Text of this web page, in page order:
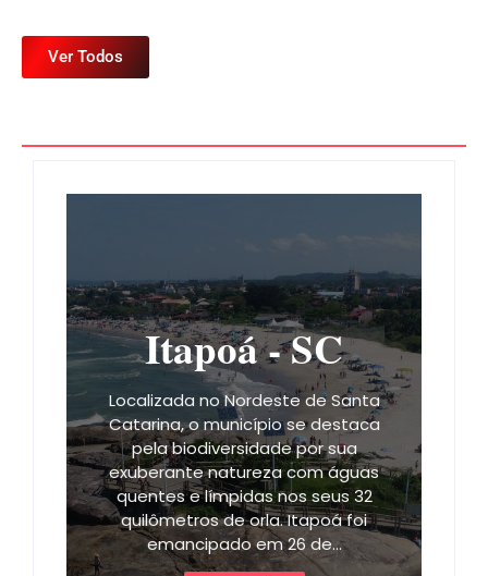
Ver Todos
Itapoá - SC
Localizada no Nordeste de Santa
Catarina, o município se destaca
pela biodiversidade por sua
exuberante natureza com águas
quentes e límpidas nos seus 32
quilômetros de orla. Itapoá foi
emancipado em 26 de…